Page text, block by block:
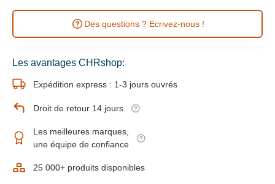
Des questions ? Ecrivez-nous !
Les avantages CHRshop:
Expédition express : 1-3 jours ouvrés
Droit de retour 14 jours
Les meilleures marques,
une équipe de confiance
25 000+ produits disponibles